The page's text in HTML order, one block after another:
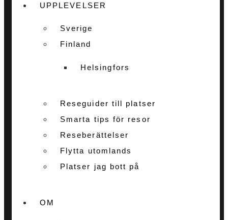
UPPLEVELSER
Sverige
Finland
Helsingfors
Reseguider till platser
Smarta tips för resor
Reseberättelser
Flytta utomlands
Platser jag bott på
OM